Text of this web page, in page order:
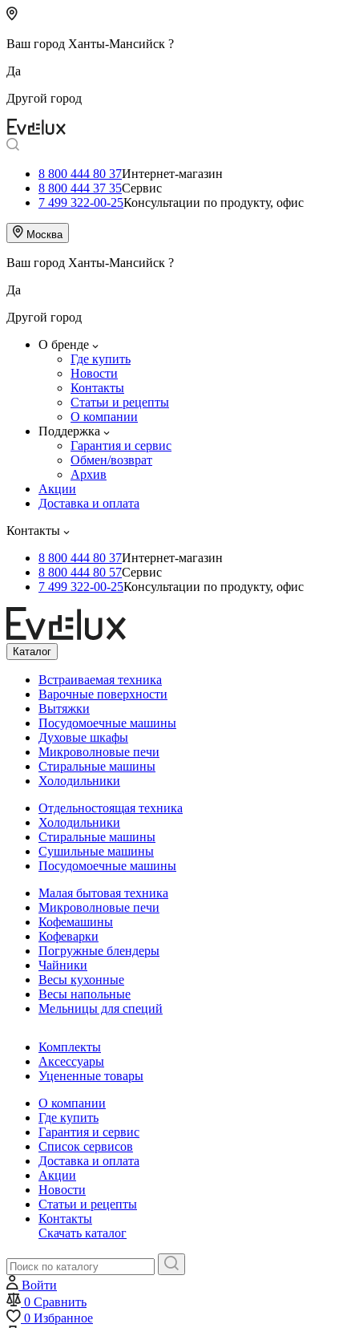
Ваш город Ханты-Мансийск ?
Да
Другой город
8 800 444 80 37Интернет-магазин
8 800 444 37 35Сервис
7 499 322-00-25Консультации по продукту, офис
Москва
Ваш город Ханты-Мансийск ?
Да
Другой город
О бренде
Где купить
Новости
Контакты
Статьи и рецепты
О компании
Поддержка
Гарантия и сервис
Обмен/возврат
Архив
Акции
Доставка и оплата
Контакты
8 800 444 80 37Интернет-магазин
8 800 444 80 57Сервис
7 499 322-00-25Консультации по продукту, офис
Каталог
Встраиваемая техника
Варочные поверхности
Вытяжки
Посудомоечные машины
Духовые шкафы
Микроволновые печи
Стиральные машины
Холодильники
Отдельностоящая техника
Холодильники
Стиральные машины
Сушильные машины
Посудомоечные машины
Малая бытовая техника
Микроволновые печи
Кофемашины
Кофеварки
Погружные блендеры
Чайники
Весы кухонные
Весы напольные
Мельницы для специй
Комплекты
Аксессуары
Уцененные товары
О компании
Где купить
Гарантия и сервис
Список сервисов
Доставка и оплата
Акции
Новости
Статьи и рецепты
Контакты
Скачать каталог
Войти
0 Сравнить
0 Избранное